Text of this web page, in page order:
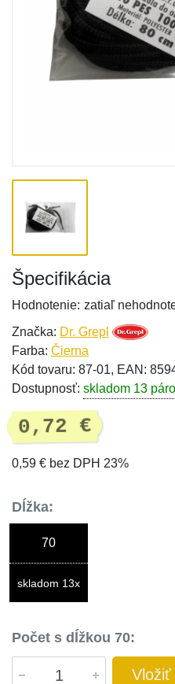
Špecifikácia
Hodnotenie: zatiaľ
Značka: Dr. Grepl
Farba: Čierna
Kód tovaru: 87-01, EAN:
Dostupnosť: skladom 13
0,72 €
0,59 € bez DPH 23%
Dĺžka:
70
skladom 13x
Počet s dĺžkou 70:
Vložiť